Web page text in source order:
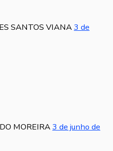
SANTOS VIANA3 de
MOREIRA3 de junho de